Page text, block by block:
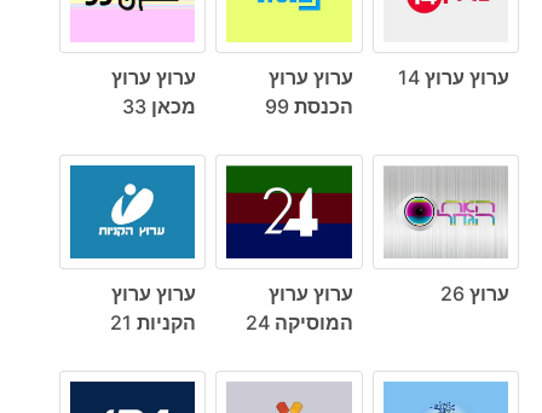
ערוץ ערוץ 14
ערוץ ערוץ
הכנסת 99
ערוץ ערוץ
מכאן 33
ערוץ 26
ערוץ ערוץ
המוסיקה 24
ערוץ ערוץ
הקניות 21